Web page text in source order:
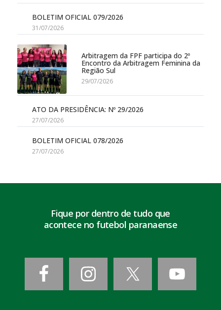
BOLETIM OFICIAL 079/2026
31/07/2026
Arbitragem da FPF participa do 2º
Encontro da Arbitragem Feminina da
Região Sul
29/07/2026
ATO DA PRESIDÊNCIA: Nº 29/2026
27/07/2026
BOLETIM OFICIAL 078/2026
27/07/2026
Fique por dentro de tudo que
acontece no futebol paranaense